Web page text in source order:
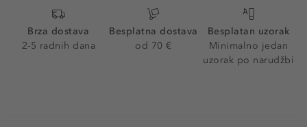
Brza dostava
2-5 radnih dana
Besplatna dostava
od 70 €
Besplatan uzorak
Minimalno jedan
uzorak po narudžbi